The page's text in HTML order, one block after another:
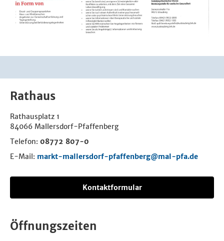
Rathaus
Rathausplatz 1
84066 Mallersdorf-Pfaffenberg
Telefon: 08772 807-0
E-Mail: markt-mallersdorf-pfaffenberg@mal-pfa.de
Kontaktformular
Öffnungszeiten